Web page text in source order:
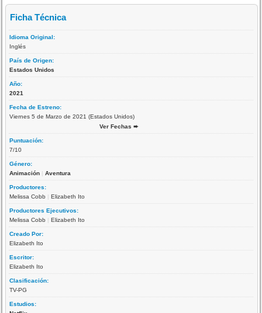
Ficha Técnica
Idioma Original:
Inglés
País de Origen:
Estados Unidos
Año:
2021
Fecha de Estreno:
Viernes 5 de Marzo de 2021 (Estados Unidos)
Ver Fechas ➨
Puntuación:
7/10
Género:
Animación |Aventura
Productores:
Melissa Cobb |Elizabeth Ito
Productores Ejecutivos:
Melissa Cobb |Elizabeth Ito
Creado Por:
Elizabeth Ito
Escritor:
Elizabeth Ito
Clasificación:
TV-PG
Estudios: